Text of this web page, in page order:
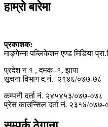
हाम्रो बारेमा
प्रकाशक:
माङ्गेन्ना पब्लिकेशन एण्ड मिडिया
प्रदेश न १ , दमक–१, झापा
सूचना विभाग द.नं. २१४६/०७७-७८
कम्पनी दर्ता नं. २४५४५३/०७७-०७८
प्रेस काउन्सिल दर्ता नं. २३१४/०७७-